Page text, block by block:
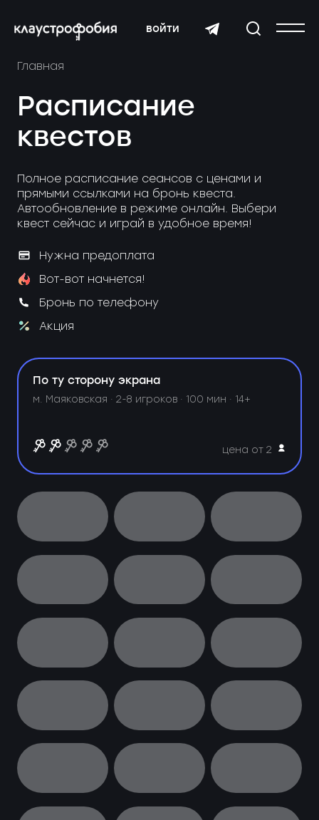
войти
Главная
Расписание
квестов
Полное расписание сеансов с ценами и
прямыми ссылками на бронь квеста.
Автообновление в режиме онлайн. Выбери
квест сейчас и играй в удобное время!
Нужна предоплата
Вот-вот начнется!
Бронь по телефону
Акция
По ту сторону экрана
м. Маяковская ·2-8 игроков · 100 мин · 14+
цена от 2